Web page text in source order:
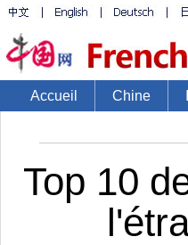
Accueil Chine
Top 10